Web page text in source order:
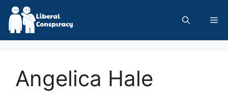
Skip
content
Angelica Hale